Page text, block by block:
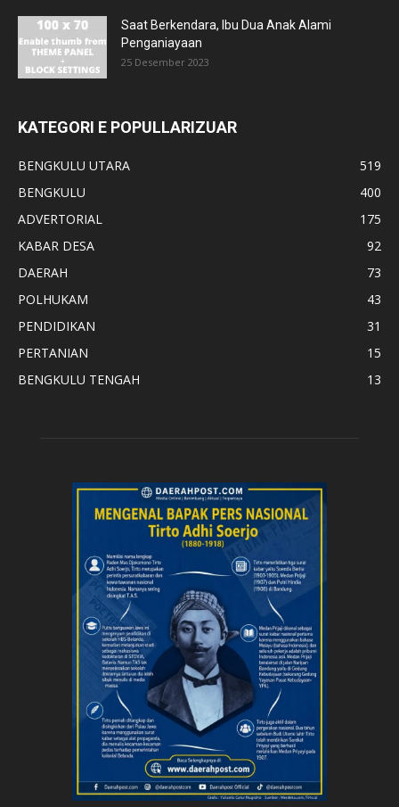
Saat Berkendara, Ibu Dua Anak Alami
Penganiayaan
25 Desember 2023
KATEGORI E POPULLARIZUAR
BENGKULU UTARA
519
BENGKULU
400
ADVERTORIAL
175
KABAR DESA
92
DAERAH
73
POLHUKAM
43
PENDIDIKAN
31
PERTANIAN
15
BENGKULU TENGAH
13